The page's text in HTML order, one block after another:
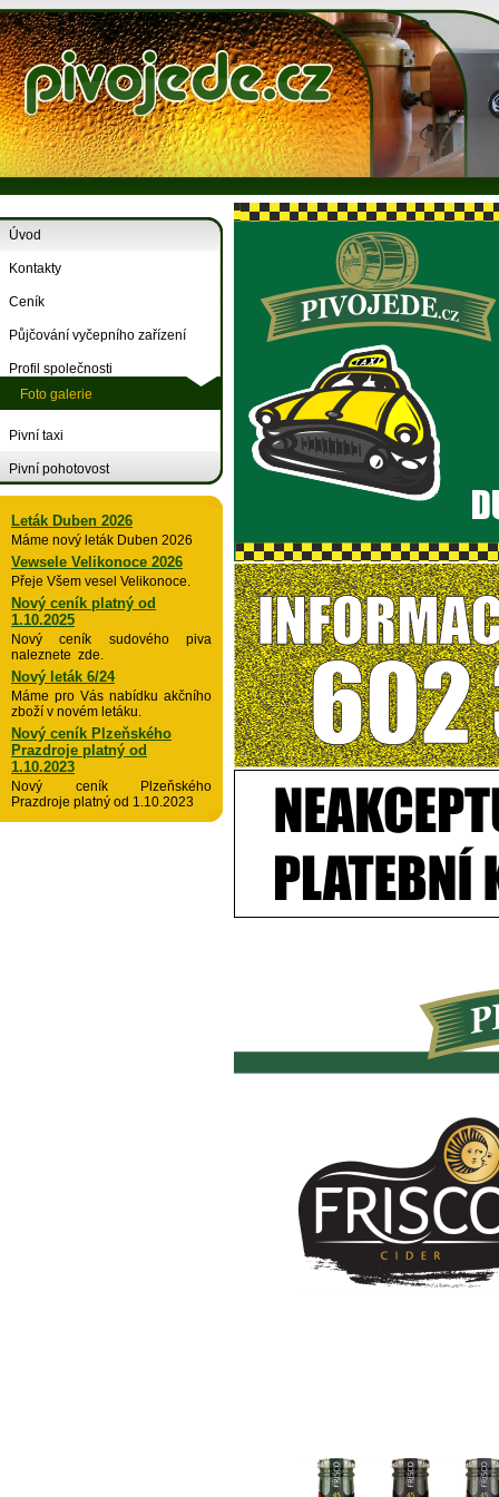
Úvod
Kontakty
Ceník
Půjčování vyčepního zařízení
Profil společnosti
Foto galerie
Pivní taxi
Pivní pohotovost
Leták Duben 2026
Máme nový leták Duben 2026
Vewsele Velikonoce 2026
Přeje Všem vesel Velikonoce.
Nový ceník platný od
1.10.2025
Nový ceník sudového piva
naleznete zde.
Nový leták 6/24
Máme pro Vás nabídku akčního
zboží v novém letáku.
Nový ceník Plzeňského
Prazdroje platný od
1.10.2023
Nový ceník Plzeňského
Prazdroje platný od 1.10.2023